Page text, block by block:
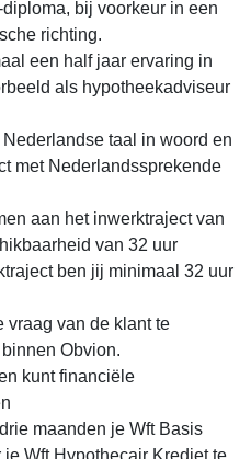
bij voorkeur in een
richting.
een half jaar ervaring in
als hypotheekadviseur
taal in woord en
met Nederlandssprekende
aan het inwerktraject van
van 32 uur
ben jij minimaal 32 uur
vraag van de klant te
Obvion.
kunt financiële
maanden je Wft Basis